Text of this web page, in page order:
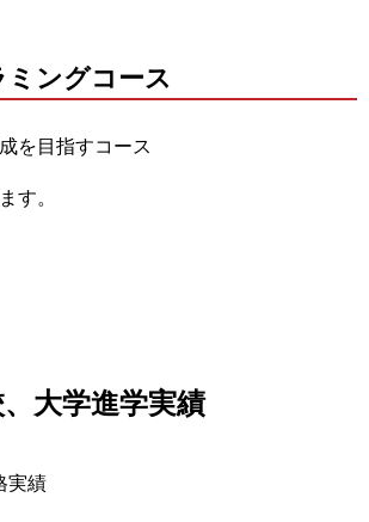
ングコース
を目指すコース
す。
大学進学実績
実績